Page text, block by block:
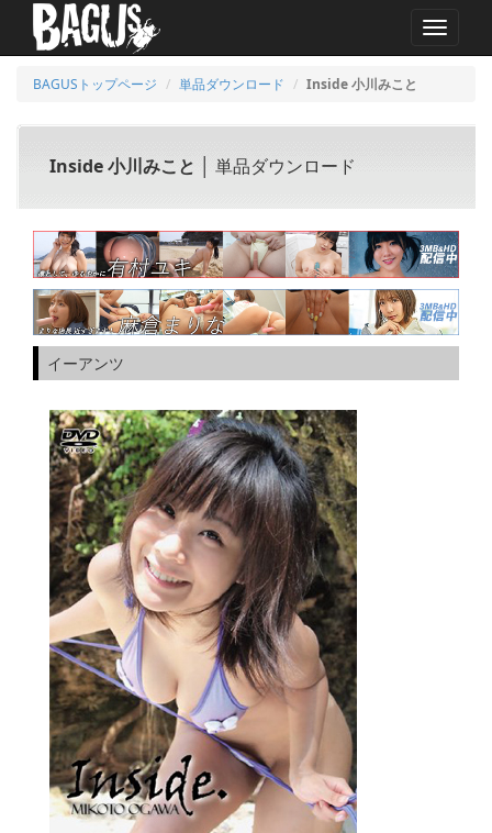
MENU
BAGUSトップページ 単品ダウンロード Inside 小川みこと
Inside 小川みこと │ 単品ダウンロード
イーアンツ